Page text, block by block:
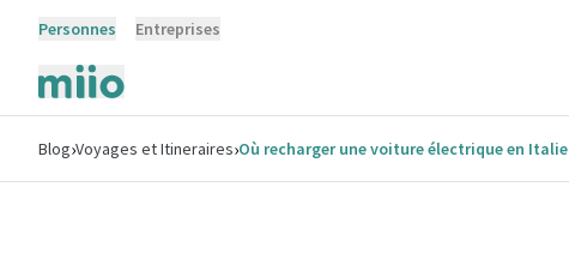
Personnes Entreprises
Blog›Voyages et Itineraires›Où recharger une voiture électrique en Italie